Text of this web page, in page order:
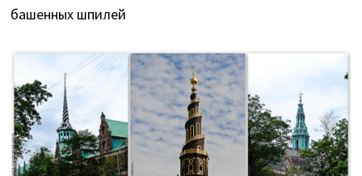
башенных шпилей